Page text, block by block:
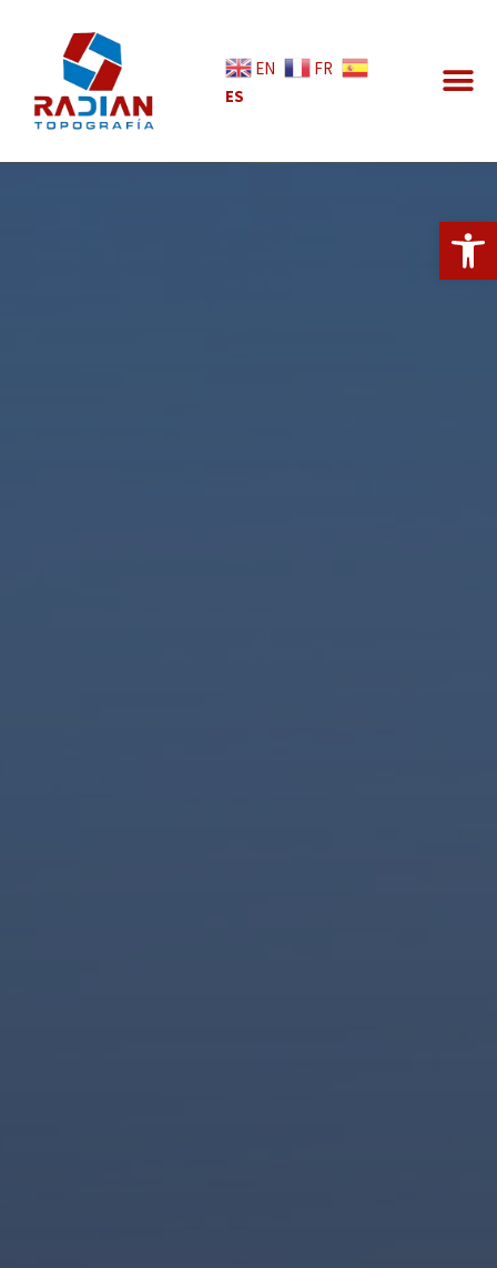
Abrir
EN
FR
ES